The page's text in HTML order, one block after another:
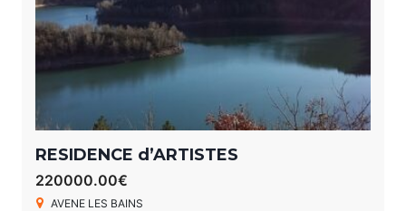
RESIDENCE d’ARTISTES
220000.00€
AVENE LES BAINS